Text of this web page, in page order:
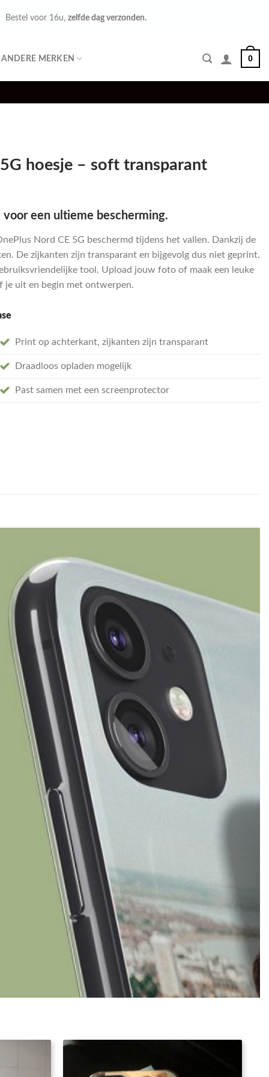
Bestel voor 16u, zelfde dag verzonden.
ANDERE MERKEN 0
hoesje – soft transparant
een ultieme bescherming.
Nord CE 5G beschermd tijdens het vallen. Dankzij de
De zijkanten zijn transparant en bijgevolg dus niet geprint.
tool. Upload jouw foto of maak een leuke
je uit en begin met ontwerpen.
Print op achterkant, zijkanten zijn transparant
Draadloos opladen mogelijk
Past samen met een screenprotector